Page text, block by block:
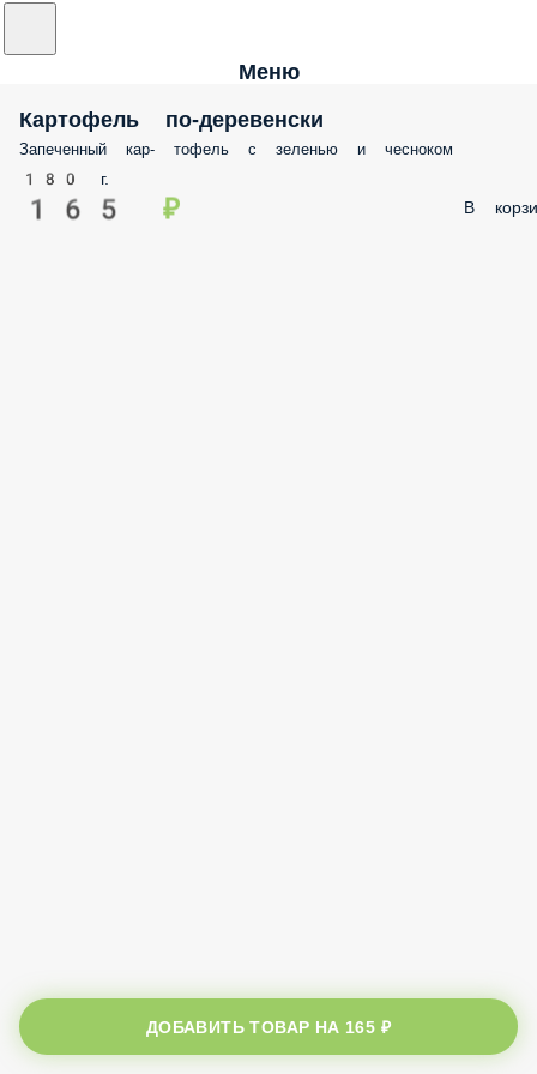
Меню
Картофель по-деревенски
Запеченный кар- тофель с зеленью и чесноком
180 г.
165 ₽ В
ДОБАВИТЬ ТОВАР НА 165 ₽